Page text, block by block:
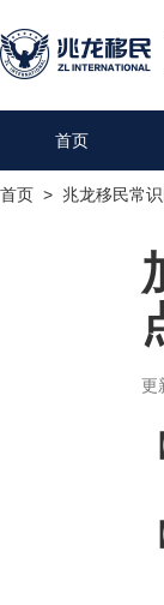
首页
首页 > 兆龙移民常
更